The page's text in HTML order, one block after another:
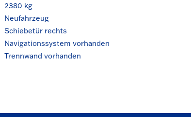
2380 kg
Neufahrzeug
Schiebetür rechts
Navigationssystem vorhanden
Trennwand vorhanden